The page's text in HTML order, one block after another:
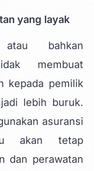
yang layak
atau bahkan
membuat
kepada pemilik
lebih buruk.
asuransi
akan tetap
dan perawatan